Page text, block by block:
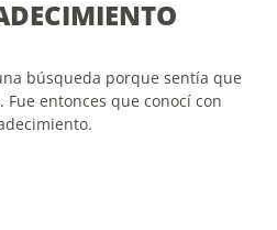
búsqueda porque sentía que
entonces que conocí con